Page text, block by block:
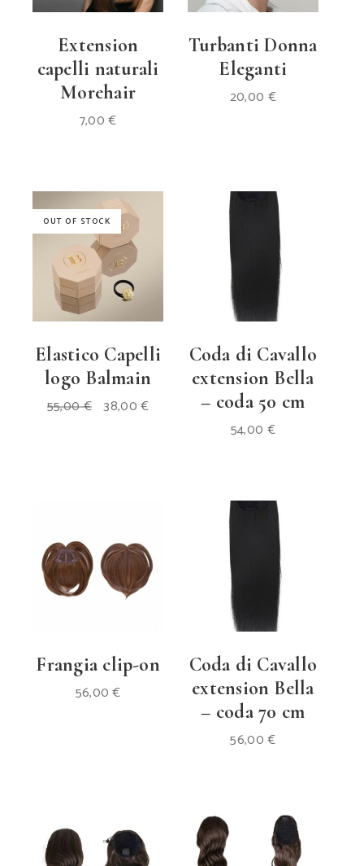
Extension
capelli naturali
Morehair
7,00€
Turbanti Donna
Eleganti
20,00 €
OUT OF STOCK
Elastico Capelli
logo Balmain
55,00€ Il
prezzo
38,00€Il
prezzo
Coda di Cavallo
extension Bella
– coda 50 cm
54,00 €
Frangia clip-on
56,00€
Coda di Cavallo
extension Bella
– coda 70 cm
56,00€